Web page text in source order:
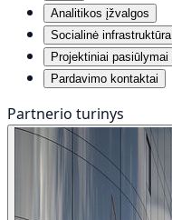
Analitikos įžvalgos
Socialinė infrastruktūra
Projektiniai pasiūlymai
Pardavimo kontaktai
Partnerio turinys